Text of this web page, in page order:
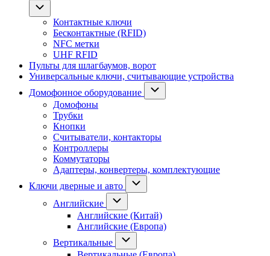
Контактные ключи
Бесконтактные (RFID)
NFC метки
UHF RFID
Пульты для шлагбаумов, ворот
Универсальные ключи, считывающие устройства
Домофонное оборудование
Домофоны
Трубки
Кнопки
Считыватели, контакторы
Контроллеры
Коммутаторы
Адаптеры, конвертеры, комплектующие
Ключи дверные и авто
Английские
Английские (Китай)
Английские (Европа)
Вертикальные